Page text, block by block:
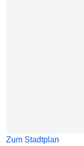
Zum Stadtplan